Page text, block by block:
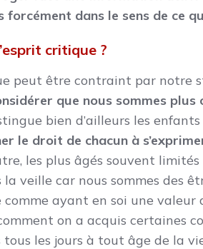
dans le sens de ce
critique ?
peut être contraint par notre
que nous sommes
bien d’ailleurs les enfants
le droit de chacun à
les plus âgés souvent
veille car nous sommes des
ayant en soi une valeur
on a acquis certaines
les jours à tout âge de la